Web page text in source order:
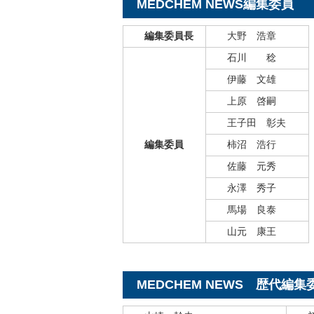
MEDCHEM NEWS編集委員
編集委員長 大野 浩章
編集委員
石川 稔
伊藤 文雄
上原 啓嗣
王子田 彰夫
柿沼 浩行
佐藤 元秀
永澤 秀子
馬場 良泰
山元 康王
MEDCHEM NEWS 歴代編集